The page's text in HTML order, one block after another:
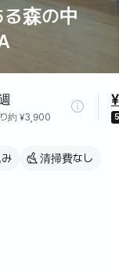
森の中
約 ¥3,900
清掃費なし